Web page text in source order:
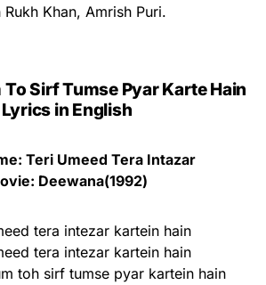
Rukh Khan, Amrish Puri.
To Sirf Tumse Pyar Karte Hain
Lyrics in English
Teri Umeed Tera Intazar
Deewana(1992)
tera intezar kartein hain
tera intezar kartein hain
toh sirf tumse pyar kartein hain